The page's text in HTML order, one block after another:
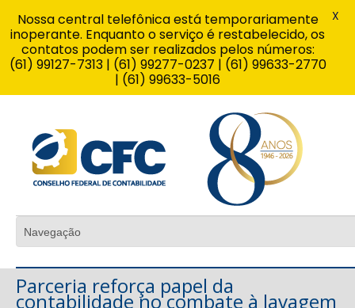
Parceria reforça papel da
contabilidade no combate à lavagem
Nossa central telefônica está temporariamente
inoperante. Enquanto o serviço é restabelecido, os
contatos podem ser realizados pelos números:
(61) 99127-7313 | (61) 99277-0237 | (61) 99633-2770
| (61) 99633-5016
X